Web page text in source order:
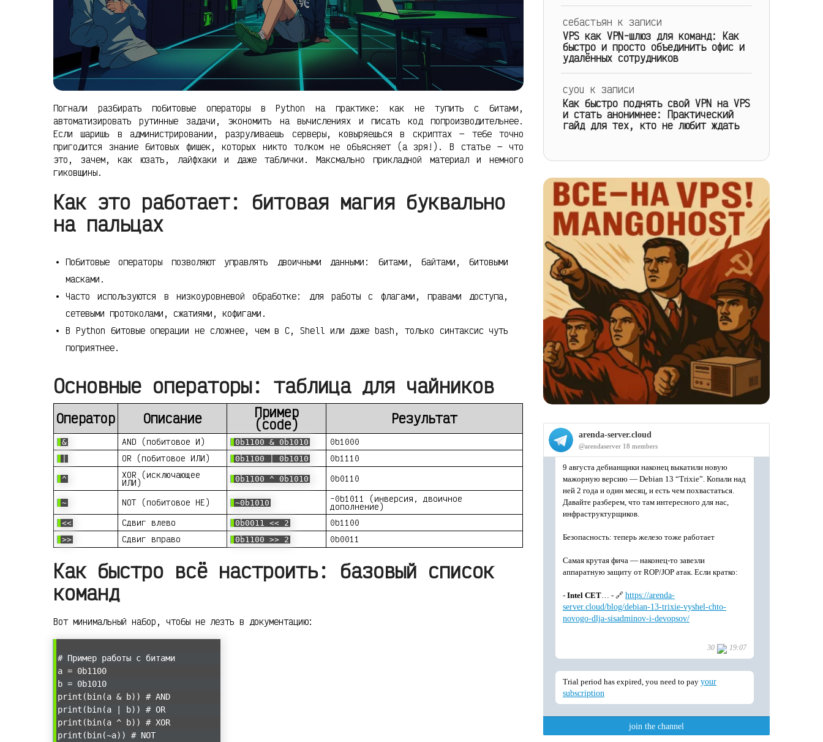
Погнали разбирать побитовые операторы в Python на практике: как не тупить с битами,
автоматизировать рутинные задачи, экономить на вычислениях и писать код попроизводительнее.
Если шаришь в администрировании, разруливаешь серверы, ковыряешься в скриптах — тебе точно
пригодится знание битовых фишек, которых никто толком не объясняет (а зря!). В статье — что
это, зачем, как юзать, лайфхаки и даже таблички. Максмально прикладной материал и немного
гиковщины.
Как это работает: битовая магия буквально
на пальцах
Побитовые операторы позволяют управлять двоичными данными: битами, байтами, битовыми
масками.
Часто используются в низкоуровневой обработке: для работы с флагами, правами доступа,
сетевыми протоколами, сжатиями, кофигами.
В Python битовые операции не сложнее, чем в C, Shell или даже bash, только синтаксис чуть
поприятнее.
Основные операторы: таблица для чайников
Оператор Описание Пример
(code) Результат
& AND (побитовое И) 0b1100 & 0b1010 0b1000
OR (побитовое ИЛИ) 0b1100 | 0b1010 0b1110
^ XOR (исключающее
ИЛИ) 0b1100 ^ 0b1010 0b0110
~ NOT (побитовое НЕ) ~0b1010 -0b1011 (инверсия, двоичное
дополнение)
<< Сдвиг влево 0b0011 << 2 0b1100
>> Сдвиг вправо 0b1100 >> 2 0b0011
Как быстро всё настроить: базовый список
команд
Вот минимальный набор, чтобы не лезть в документацию:
# Пример работы с битами
a = 0b1100
b = 0b1010
print(bin(a & b)) # AND
print(bin(a | b)) # OR
print(bin(a ^ b)) # XOR
print(bin(~a)) # NOT
себастьян к записи
VPS как VPN-шлюз для команд: Как
быстро и просто объединить офис и
удалённых сотрудников
cyou к записи
Как быстро поднять свой VPN на VPS
и стать анонимнее: Практический
гайд для тех, кто не любит ждать